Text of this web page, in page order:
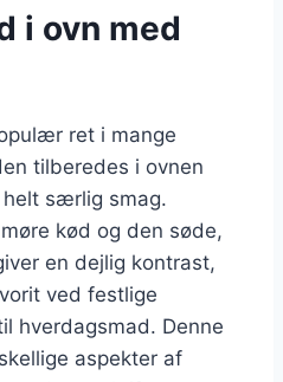
i ovn med
ret i mange
tilberedes i ovnen
særlig smag.
kød og den søde,
en dejlig kontrast,
ved festlige
hverdagsmad. Denne
aspekter af